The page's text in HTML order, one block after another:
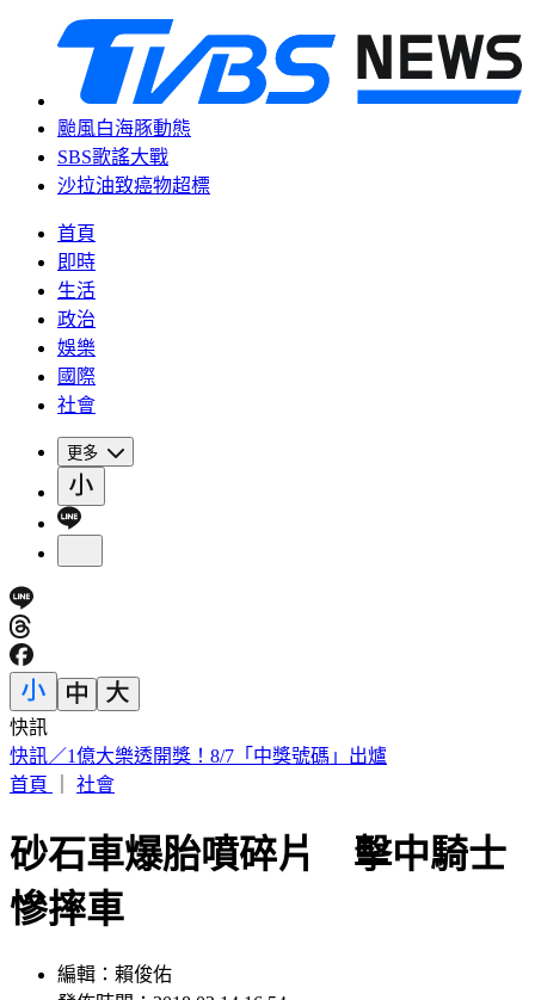
颱風白海豚動態
SBS歌謠大戰
沙拉油致癌物超標
首頁
即時
生活
政治
娛樂
國際
社會
更多
快訊
獨／病人自稱請假回家拿東西 竟「吊點滴騎車」上路 院方
急報警
砂石車爆胎噴碎片 擊中騎士
慘摔車